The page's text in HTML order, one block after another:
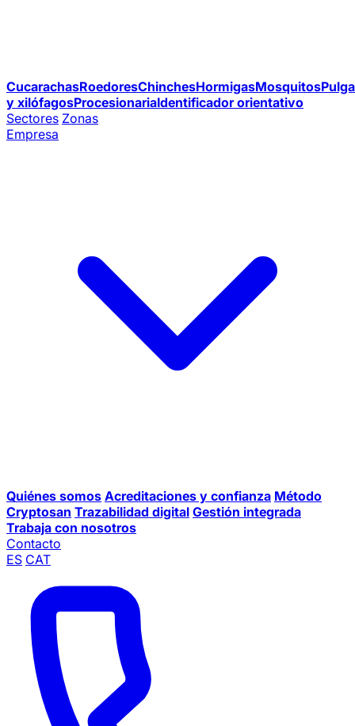
CucarachasRoedoresChinchesHormigasMosquitos
y xilófagosProcesionariaIdentificador orientativo
Sectores Zonas
Empresa
Quiénes somos Acreditaciones y confianza Método
Cryptosan Trazabilidad digital Gestión integrada
Trabaja con nosotros
Contacto
ES CAT